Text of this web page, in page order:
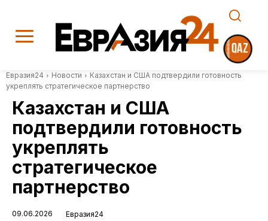
Евразия24 Новости
Казахстан и США подтвердили готовность
укреплять стратегическое партнерство
Казахстан и США
подтвердили готовность
укреплять
стратегическое
партнерство
09.06.2026 Евразия24